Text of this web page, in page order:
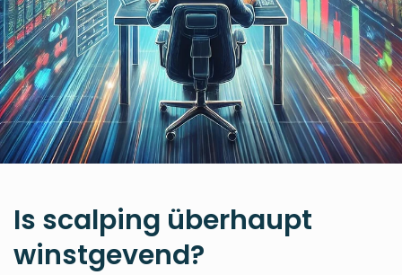
Is scalping überhaupt
winstgevend?